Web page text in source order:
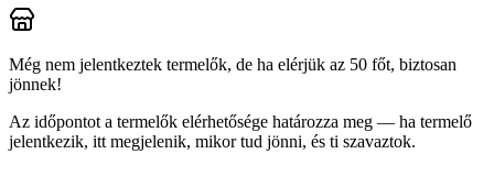
Még nem jelentkeztek termelők, de ha elérjük az 50 főt, biztosan
jönnek!
Az időpontot a termelők elérhetősége határozza meg — ha termelő
jelentkezik, itt megjelenik, mikor tud jönni, és ti szavaztok.